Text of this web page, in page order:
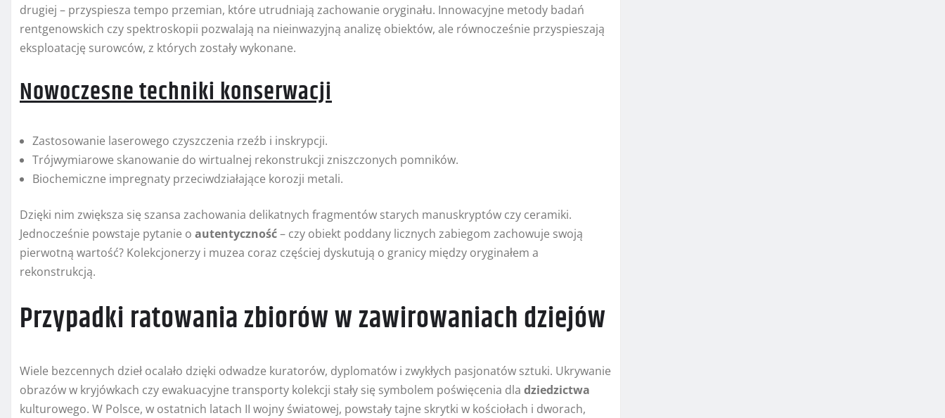
drugiej – przyspiesza tempo przemian, które utrudniają zachowanie oryginału. Innowacyjne metody badań
rentgenowskich czy spektroskopii pozwalają na nieinwazyjną analizę obiektów, ale równocześnie przyspieszają
eksploatację surowców, z których zostały wykonane.
Nowoczesne techniki konserwacji
Zastosowanie laserowego czyszczenia rzeźb i inskrypcji.
Trójwymiarowe skanowanie do wirtualnej rekonstrukcji zniszczonych pomników.
Biochemiczne impregnaty przeciwdziałające korozji metali.
Dzięki nim zwiększa się szansa zachowania delikatnych fragmentów starych manuskryptów czy ceramiki.
Jednocześnie powstaje pytanie o autentyczność– czy obiekt poddany licznych zabiegom zachowuje swoją
pierwotną wartość? Kolekcjonerzy i muzea coraz częściej dyskutują o granicy między oryginałem a
rekonstrukcją.
Przypadki ratowania zbiorów w zawirowaniach dziejów
Wiele bezcennych dzieł ocalało dzięki odwadze kuratorów, dyplomatów i zwykłych pasjonatów sztuki. Ukrywanie
obrazów w kryjówkach czy ewakuacyjne transporty kolekcji stały się symbolem poświęcenia dla dziedzictwa
kulturowego. W Polsce, w ostatnich latach II wojny światowej, powstały tajne skrytki w kościołach i dworach,